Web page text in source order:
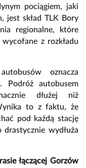
pociągiem, jaki
jest skład TLK Bory
regionalne, które
z rozkładu
oznacza
Podróż autobusem
dłużej niż
to z faktu, że
pod każdą stację
wydłuża
łączącej Gorzów